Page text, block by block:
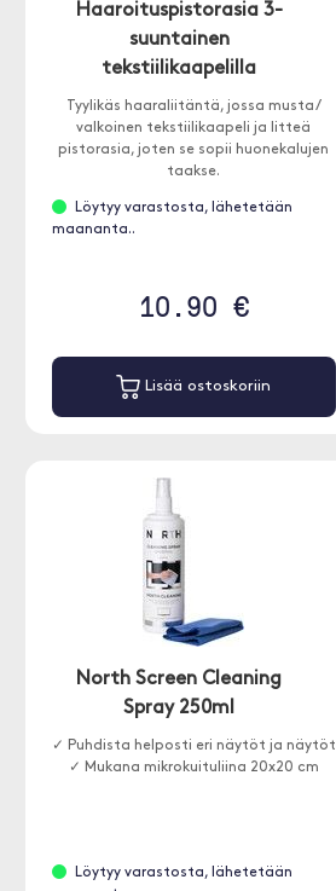
Haaroituspistorasia 3-
suuntainen
tekstiilikaapelilla
Tyylikäs haaraliitäntä, jossa musta /
valkoinen tekstiilikaapeli ja litteä
pistorasia, joten se sopii huonekalujen
taakse.
Löytyy varastosta, lähetetään
maananta..
10.90 €
Lisää ostoskoriin
North Screen Cleaning
Spray 250ml
✓ Puhdista helposti eri näytöt ja näytöt
✓ Mukana mikrokuituliina 20x20 cm
Löytyy varastosta, lähetetään